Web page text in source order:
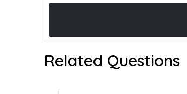
Related Questions